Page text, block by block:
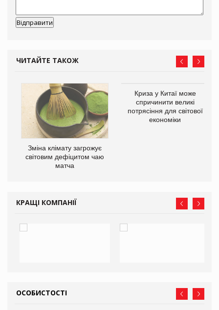
ЧИТАЙТЕ ТАКОЖ
Зміна клімату загрожує
світовим дефіцитом чаю
матча
Криза у Китаї може
спричинити великі
потрясіння для світової
економіки
КРАЩІ КОМПАНІЇ
ОСОБИСТОСТІ